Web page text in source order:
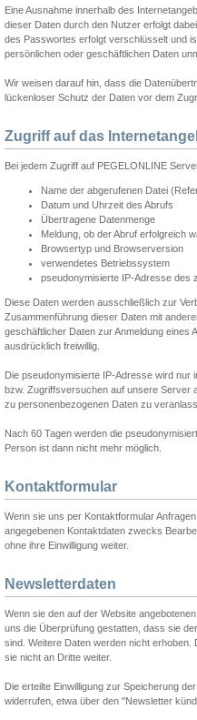
Eine Ausnahme innerhalb des
dieser Daten durch den Nutzer erfolgt
des Passwortes erfolgt verschlüsselt und
persönlichen oder geschäftlichen Daten
Wir weisen darauf hin, dass die
lückenloser Schutz der Daten vor dem
Zugriff auf das
Bei jedem Zugriff auf PEGELONLINE
Name der abgerufenen Datei
Datum und Uhrzeit des Abrufs
Übertragene Datenmenge
Meldung, ob der Abruf erfolgreich
Browsertyp und Browserversion
verwendetes Betriebssystem
pseudonymisierte IP-Adresse des
Diese Daten werden ausschließlich zur
Zusammenführung dieser Daten mit
geschäftlicher Daten zur Anmeldung eines
ausdrücklich freiwillig.
Die pseudonymisierte IP-Adresse wird nur
bzw. Zugriffsversuchen auf unsere Server
zu personenbezogenen Daten zu
Nach 60 Tagen werden die
Person ist dann nicht mehr möglich.
Kontaktformular
Wenn sie uns per Kontaktformular
angegebenen Kontaktdaten zwecks
ohne ihre Einwilligung weiter.
Newsletterdaten
Wenn sie den auf der Website
uns die Überprüfung gestatten, dass sie
sind. Weitere Daten werden nicht
sie nicht an Dritte weiter.
Die erteilte Einwilligung zur Speicherung
widerrufen, etwa über den "Newsletter